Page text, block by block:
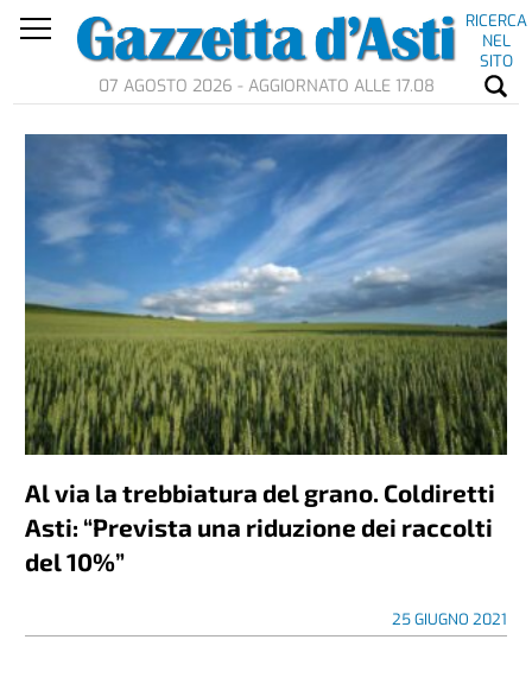
RICERCA
NEL
SITO
07 AGOSTO 2026 - AGGIORNATO ALLE 17.08
Al via la trebbiatura del grano. Coldiretti
Asti: “Prevista una riduzione dei raccolti
del 10%”
25 GIUGNO 2021